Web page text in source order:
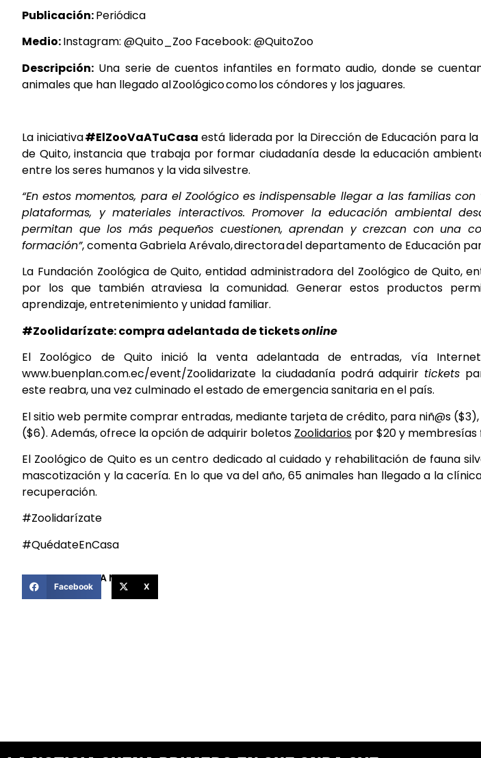
Publicación:Periódica
Medio:Instagram: @Quito_Zoo Facebook: @QuitoZoo
Descripción: Una serie de cuentos infantiles en formato audio, donde se
animales que han llegadoal Zoológico como los cóndores y losjaguares.
La iniciativa#ElZooVaATuCasa está liderada por la Dirección de Educación para
de Quito, instancia que trabaja por formar ciudadanía desde la educación
entre los seres humanos y la vida silvestre.
“En estos momentos, para el Zoológico es indispensable llegar a las familias con
plataformas, y materiales interactivos. Promover la educación ambiental
permitan que los más pequeños cuestionen, aprendan y crezcan con una
formación”, comenta Gabriela Arévalo, directora del departamento de Educación
La Fundación Zoológica de Quito, entidad administradora del Zoológico de Quito,
por los que también atraviesa la comunidad. Generar estos productos
aprendizaje, entretenimiento y unidad familiar.
#Zoolidarízate: compra adelantada de ticketsonline
El Zoológico de Quito inició la venta adelantada de entradas, vía
www.buenplan.com.ec/event/Zoolidarizate la ciudadanía podrá adquirir tickets
este reabra, una vez culminado el estado de emergencia sanitaria en el país.
El sitio web permite comprar entradas, mediante tarjeta de crédito, para niñ@s
($6). Además, ofrece la opción de adquirir boletos Zoolidarios por $20 y membresías
El Zoológico de Quito es un centro dedicado al cuidado y rehabilitación de fauna
mascotización y la cacería. En lo que va del año, 65 animales han llegado a la
recuperación.
#Zoolidarízate
#QuédateEnCasa
COMPARTIR ESTA NOTICIA
Facebook X